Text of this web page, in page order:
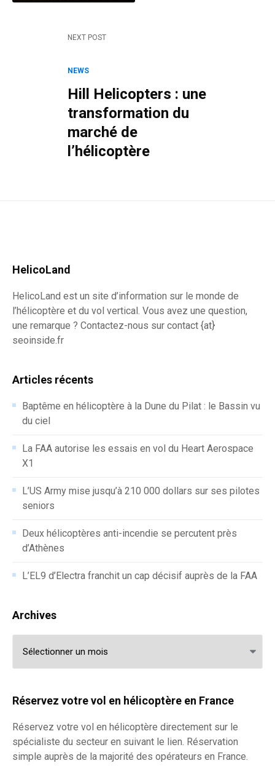
NEXT POST
NEWS
Hill Helicopters : une
transformation du
marché de
l’hélicoptère
HelicoLand
HelicoLand est un site d’information sur le monde de
l’hélicoptère et du vol vertical. Vous avez une question,
une remarque ? Contactez-nous sur contact {at}
seoinside.fr
Articles récents
Baptême en hélicoptère à la Dune du Pilat : le Bassin vu
du ciel
La FAA autorise les essais en vol du Heart Aerospace
X1
L’US Army mise jusqu’à 210 000 dollars sur ses pilotes
seniors
Deux hélicoptères anti-incendie se percutent près
d’Athènes
L’EL9 d’Electra franchit un cap décisif auprès de la FAA
Archives
Réservez votre vol en hélicoptère en France
Réservez votre vol en hélicoptère directement sur le
spécialiste du secteur en suivant le lien. Réservation
simple auprès de la majorité des opérateurs en France.